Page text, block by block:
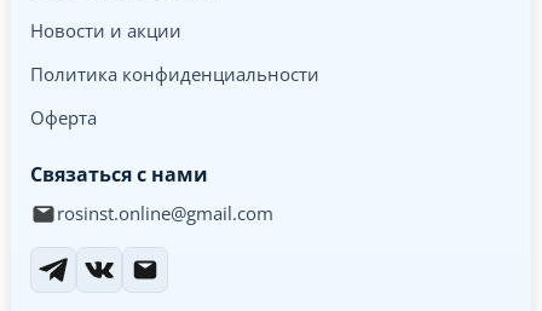
Новости и акции
Политика конфиденциальности
Оферта
Связаться с нами
rosinst.online@gmail.com